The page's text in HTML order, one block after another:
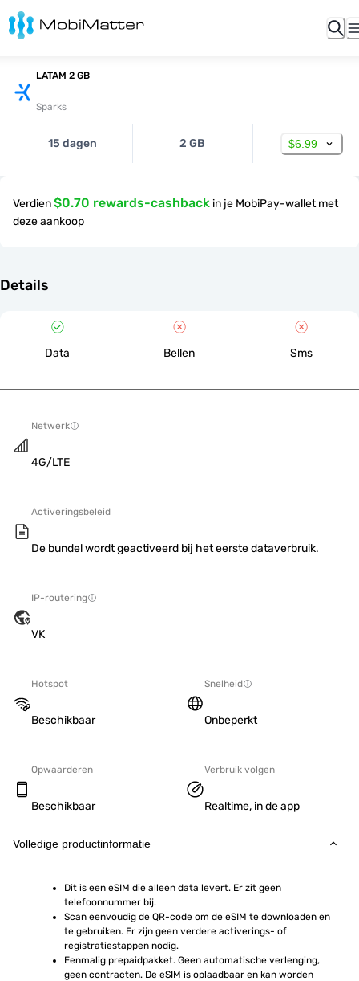
LATAM 2 GB
Sparks
15 dagen 2 GB $6.99
Verdien$0.70 rewards-cashback in je MobiPay-wallet met
deze aankoop
Details
Data Bellen Sms
Netwerk
4G/LTE
Activeringsbeleid
De bundel wordt geactiveerd bij het eerste dataverbruik.
IP-routering
VK
Hotspot
Beschikbaar
Snelheid
Onbeperkt
Opwaarderen
Beschikbaar
Verbruik volgen
Realtime, in de app
Volledige productinformatie
Dit is een eSIM die alleen data levert. Er zit geen
telefoonnummer bij.
Scan eenvoudig de QR-code om de eSIM te downloaden en
te gebruiken. Er zijn geen verdere activerings- of
registratiestappen nodig.
Eenmalig prepaidpakket. Geen automatische verlenging,
geen contracten. De eSIM is oplaadbaar en kan worden